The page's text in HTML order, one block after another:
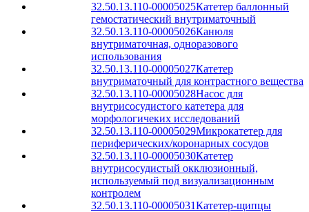
32.50.13.110-00005025Катетер баллонный
гемостатический внутриматочный
32.50.13.110-00005026Канюля
внутриматочная, одноразового
использования
32.50.13.110-00005027Катетер
внутриматочный для контрастного вещества
32.50.13.110-00005028Насос для
внутрисосудистого катетера для
морфологичеких исследований
32.50.13.110-00005029Микрокатетер для
периферических/коронарных сосудов
32.50.13.110-00005030Катетер
внутрисосудистый окклюзионный,
используемый под визуализационным
контролем
32.50.13.110-00005031Катетер-щипцы